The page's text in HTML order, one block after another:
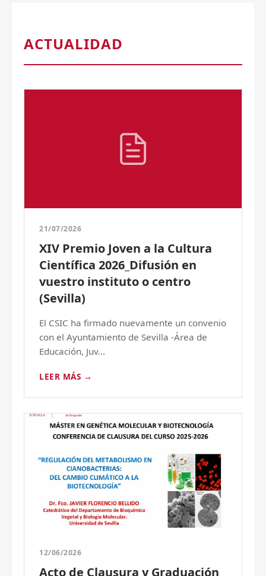
ACTUALIDAD
21/07/2026
XIV Premio Joven a la Cultura
Científica 2026_Difusión en
vuestro instituto o centro
(Sevilla)
El CSIC ha firmado nuevamente un convenio
con el Ayuntamiento de Sevilla -Área de
Educación, Juv...
LEER MÁS →
12/06/2026
Acto de Clausura y Graduación